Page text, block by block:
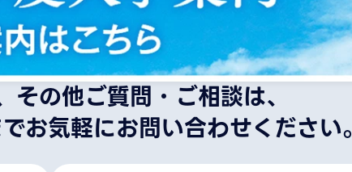
の他ご質問・ご相談は、
お気軽にお問い合わせください。